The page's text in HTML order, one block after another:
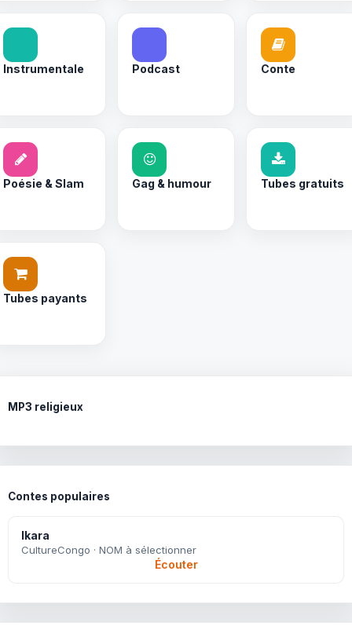
Instrumentale Podcast Conte
Poésie & Slam Gag & humour Tubes gratuits
Tubes payants
MP3 religieux
Contes populaires
Ikara
CultureCongo · NOM à sélectionner
Écouter